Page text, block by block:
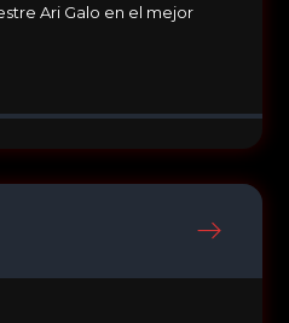
Ari Galo en el mejor